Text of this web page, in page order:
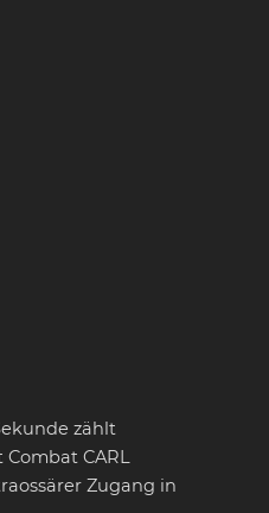
zählt
CARL
Zugang in